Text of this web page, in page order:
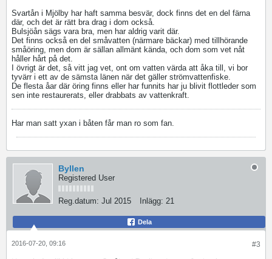
Svartån i Mjölby har haft samma besvär, dock finns det en del färna
där, och det är rätt bra drag i dom också.
Bulsjöån sägs vara bra, men har aldrig varit där.
Det finns också en del småvatten (närmare bäckar) med tillhörande
småöring, men dom är sällan allmänt kända, och dom som vet nåt
håller hårt på det.
I övrigt är det, så vitt jag vet, ont om vatten värda att åka till, vi bor
tyvärr i ett av de sämsta länen när det gäller strömvattenfiske.
De flesta åar där öring finns eller har funnits har ju blivit flottleder som
sen inte restaurerats, eller drabbats av vattenkraft.
Har man satt yxan i båten får man ro som fan.
Byllen
Registered User
Reg.datum: Jul 2015 Inlägg: 21
Dela
#3
2016-07-20, 09:16